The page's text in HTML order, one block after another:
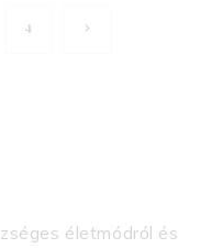
4
Következő
életmódról és